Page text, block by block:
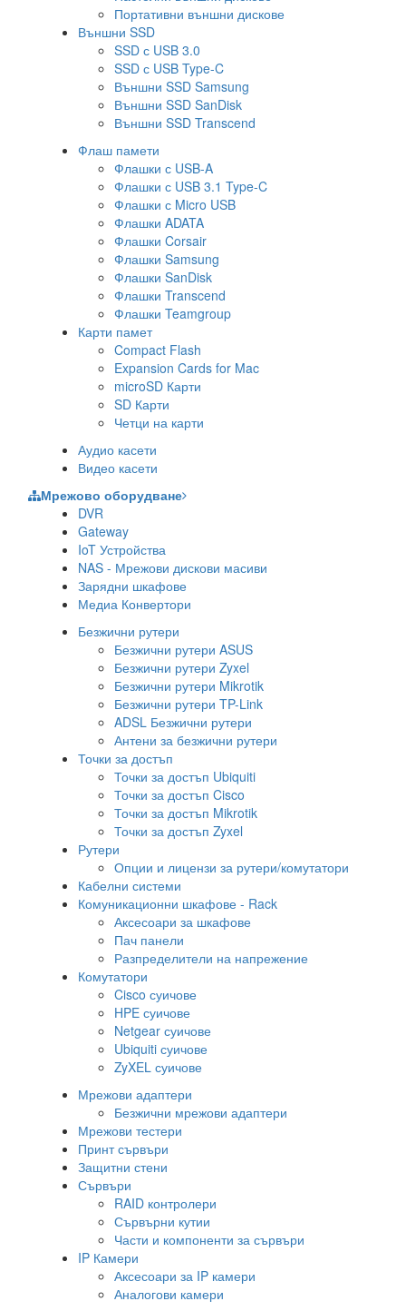
Портативни външни дискове
Външни SSD
SSD с USB 3.0
SSD с USB Type-C
Външни SSD Samsung
Външни SSD SanDisk
Външни SSD Transcend
Флаш памети
Флашки с USB-A
Флашки с USB 3.1 Type-C
Флашки с Micro USB
Флашки ADATA
Флашки Corsair
Флашки Samsung
Флашки SanDisk
Флашки Transcend
Флашки Teamgroup
Карти памет
Compact Flash
Expansion Cards for Mac
microSD Карти
SD Карти
Четци на карти
Аудио касети
Видео касети
Мрежово оборудване
DVR
Gateway
IoT Устройства
NAS - Мрежови дискови масиви
Зарядни шкафове
Медиа Конвертори
Безжични рутери
Безжични рутери ASUS
Безжични рутери Zyxel
Безжични рутери Mikrotik
Безжични рутери TP-Link
ADSL Безжични рутери
Антени за безжични рутери
Точки за достъп
Точки за достъп Ubiquiti
Точки за достъп Cisco
Точки за достъп Mikrotik
Точки за достъп Zyxel
Рутери
Опции и лицензи за рутери/комутатори
Кабелни системи
Комуникационни шкафове - Rack
Аксесоари за шкафове
Пач панели
Разпределители на напрежение
Комутатори
Cisco суичове
HPE суичове
Netgear суичове
Ubiquiti суичове
ZyXEL суичове
Мрежови адаптери
Безжични мрежови адаптери
Мрежови тестери
Принт сървъри
Защитни стени
Сървъри
RAID контролери
Сървърни кутии
Части и компоненти за сървъри
IP Камери
Аксесоари за IP камери
Аналогови камери